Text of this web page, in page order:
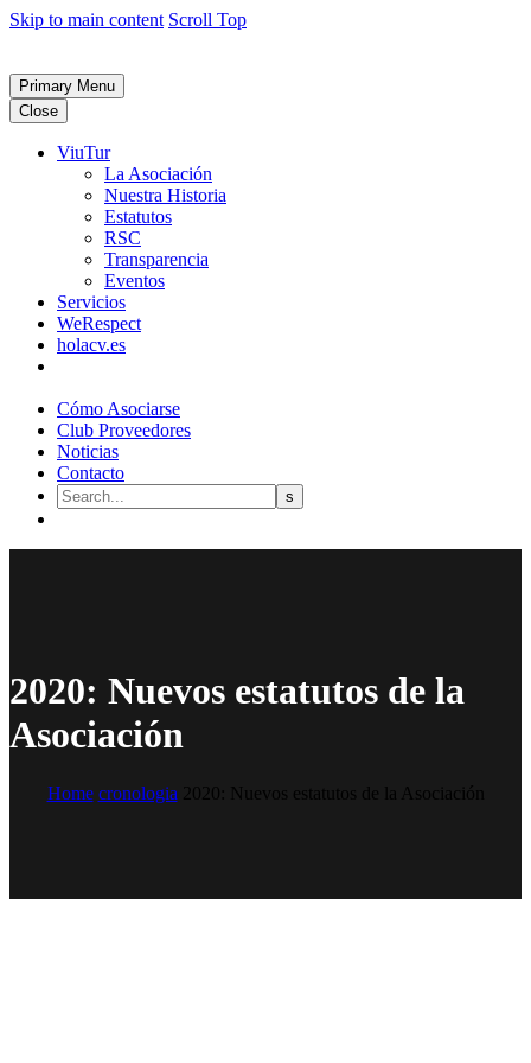
Skip to main content Scroll Top
Primary Menu
Close
ViuTur
La Asociación
Nuestra Historia
Estatutos
RSC
Transparencia
Eventos
Servicios
WeRespect
holacv.es
Cómo Asociarse
Club Proveedores
Noticias
Contacto
2020: Nuevos estatutos de la
Asociación
Home cronologia 2020: Nuevos estatutos de la Asociación